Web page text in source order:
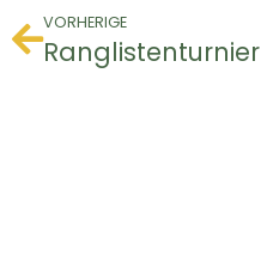
VORHERIGE
Ranglistenturnier